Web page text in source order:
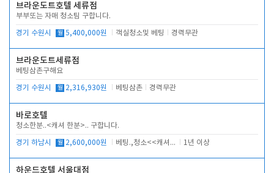
브라운도트호텔 세류점
부부또는 자매 청소팀 구합니다.
경기 수원시 월 5,400,000원 객실청소및 베팅 경력무관
브라운도트세류점
베팅삼촌구해요
경기 수원시 월 2,316,930원 베팅삼촌 경력무관
바로호텔
청소한분..<캐셔 한분>.. 구합니다.
경기 하남시 월 2,600,000원 베팅.,청소<<캐셔 모셔봅니다. 1년 이상
하운드호텔 서울대점